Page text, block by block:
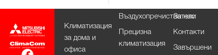
Климатизация
за дома и
офиса
Въздухопречистватели
Прецизна
климатизация
За нас
Контакти
Завършени